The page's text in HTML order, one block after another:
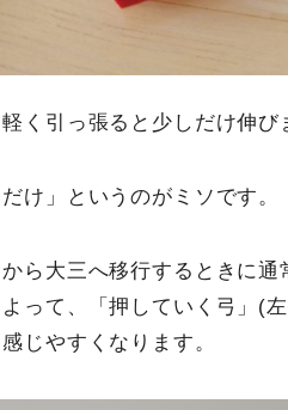
く引っ張ると少しだけ伸び
け 」というのがミソです。
ら大三へ移行するときに
って、「押していく弓」(
じやすくなります。